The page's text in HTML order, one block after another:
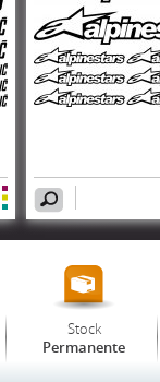
Stock
Permanente